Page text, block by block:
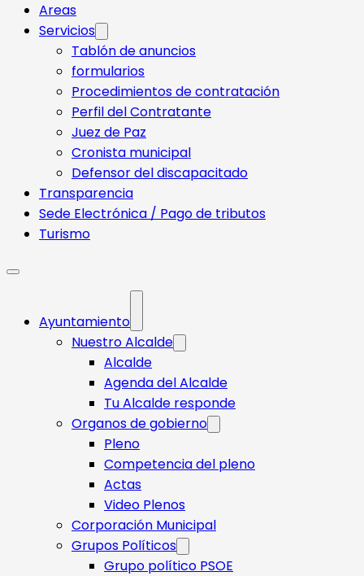
Areas
Servicios
Tablón de anuncios
formularios
Procedimientos de contratación
Perfil del Contratante
Juez de Paz
Cronista municipal
Defensor del discapacitado
Transparencia
Sede Electrónica / Pago de tributos
Turismo
Ayuntamiento
Nuestro Alcalde
Alcalde
Agenda del Alcalde
Tu Alcalde responde​
Organos de gobierno
Pleno
Competencia del pleno
Actas
Video Plenos
Corporación Municipal
Grupos Políticos
Grupo político PSOE